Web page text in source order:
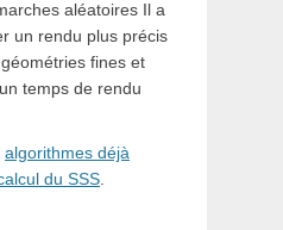
aléatoires Il a
un rendu plus précis
fines et
temps de rendu
algorithmes déjà
du SSS